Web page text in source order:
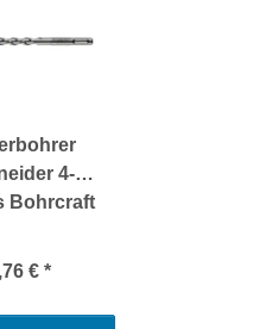
4-X
Bohrcraft
€ *